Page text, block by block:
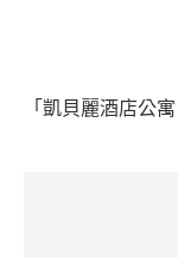
「凱貝麗酒店公